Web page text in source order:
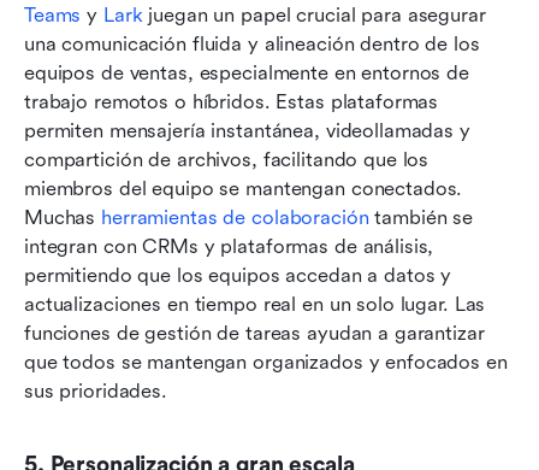
Teams y Lark juegan un papel crucial para asegurar
una comunicación fluida y alineación dentro de los
equipos de ventas, especialmente en entornos de
trabajo remotos o híbridos. Estas plataformas
permiten mensajería instantánea, videollamadas y
compartición de archivos, facilitando que los
miembros del equipo se mantengan conectados.
Muchas herramientas de colaboración también se
integran con CRMs y plataformas de análisis,
permitiendo que los equipos accedan a datos y
actualizaciones en tiempo real en un solo lugar. Las
funciones de gestión de tareas ayudan a garantizar
que todos se mantengan organizados y enfocados en
sus prioridades.
5. Personalización a gran escala